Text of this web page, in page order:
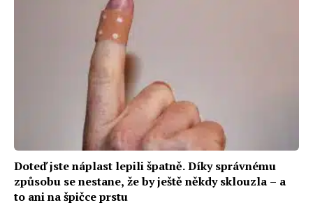
Doteď jste náplast lepili špatně. Díky správnému
způsobu se nestane, že by ještě někdy sklouzla –⁠ a
to ani na špičce prstu